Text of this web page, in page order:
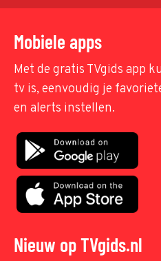
Mobiele apps
Met de gratis TVgids app
tv is, eenvoudig je
en alerts instellen.
Nieuw op TVgids.nl